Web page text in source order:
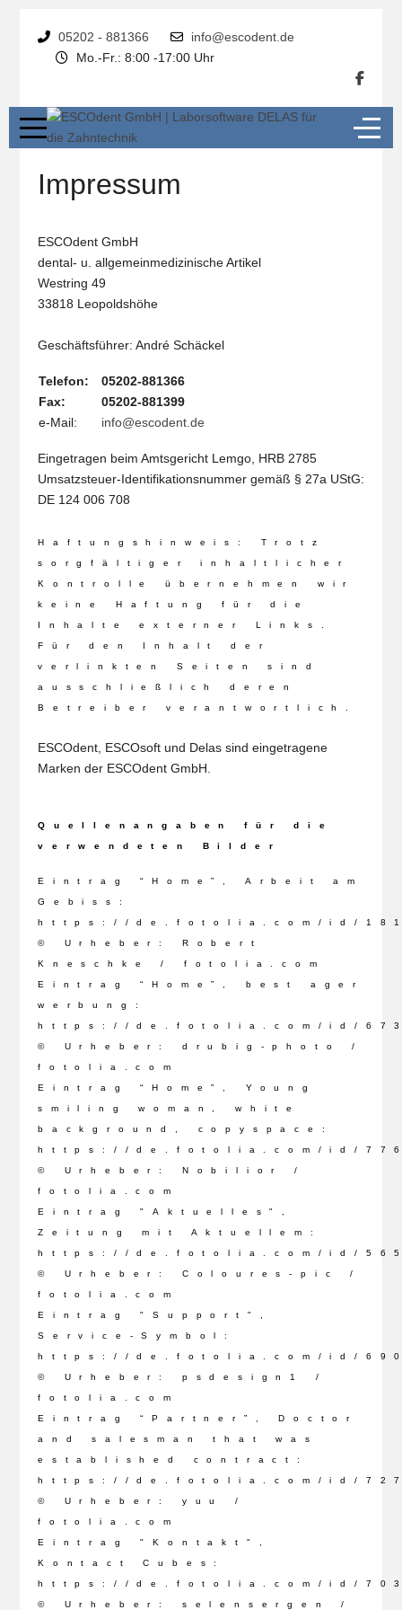
05202 - 881366
info@escodent.de
Mo.-Fr.: 8:00 -17:00 Uhr
Impressum
ESCOdent GmbH
dental- u. allgemeinmedizinische Artikel
Westring 49
33818 Leopoldshöhe
Geschäftsführer: André Schäckel
Telefon:
Fax:
e-Mail:
05202-881366
05202-881399
info@escodent.de
Eingetragen beim Amtsgericht Lemgo, HRB 2785
Umsatzsteuer-Identifikationsnummer gemäß § 27a UStG:
DE 124 006 708
Haftungshinweis: Trotz
sorgfältiger inhaltlicher
Kontrolle übernehmen wir
keine Haftung für die
Inhalte externer Links.
Für den Inhalt der
verlinkten Seiten sind
ausschließlich deren
Betreiber verantwortlich.
ESCOdent, ESCOsoft und Delas sind eingetragene
Marken der ESCOdent GmbH.
Quellenangaben für die
verwendeten Bilder
Eintrag “Home”, Arbeit am
Gebiss:
https://de.fotolia.com/id/
© Urheber: Robert
Kneschke / fotolia.com
Eintrag “Home”, best ager
werbung:
https://de.fotolia.com/id/
© Urheber: drubig-photo /
fotolia.com
Eintrag “Home”, Young
smiling woman, white
background, copyspace:
https://de.fotolia.com/id/
© Urheber: Nobilior /
fotolia.com
Eintrag "Aktuelles",
Zeitung mit Aktuellem:
https://de.fotolia.com/id/
© Urheber: Coloures-pic /
fotolia.com
Eintrag "Support",
Service-Symbol:
https://de.fotolia.com/id/
© Urheber: psdesign1 /
fotolia.com
Eintrag “Partner”, Doctor
and salesman that was
established contract:
https://de.fotolia.com/id/
© Urheber: yuu /
fotolia.com
Eintrag "Kontakt",
Kontact Cubes:
https://de.fotolia.com/id/
© Urheber: selensergen /